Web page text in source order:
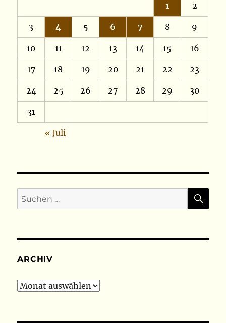
1 2
3 4 5 6 7 8 9
10 11 12 13 14 15 16
17 18 19 20 21 22 23
24 25 26 27 28 29 30
31
« Juli
Suchen
nach:
ARCHIV
Archiv